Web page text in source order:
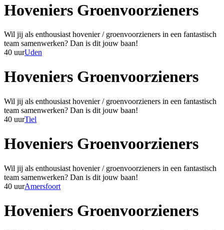
Hoveniers Groenvoorzieners
Wil jij als enthousiast hovenier / groenvoorzieners in een fantastisch
team samenwerken? Dan is dit jouw baan!
40 uurUden
Hoveniers Groenvoorzieners
Wil jij als enthousiast hovenier / groenvoorzieners in een fantastisch
team samenwerken? Dan is dit jouw baan!
40 uurTiel
Hoveniers Groenvoorzieners
Wil jij als enthousiast hovenier / groenvoorzieners in een fantastisch
team samenwerken? Dan is dit jouw baan!
40 uurAmersfoort
Hoveniers Groenvoorzieners